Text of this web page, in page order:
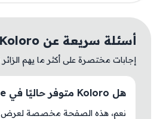
أسئلة سريعة عن Koloro
إجابات مختصرة على أكثر ما يهم
هل Koloro متوفر حاليًا في AM Store؟